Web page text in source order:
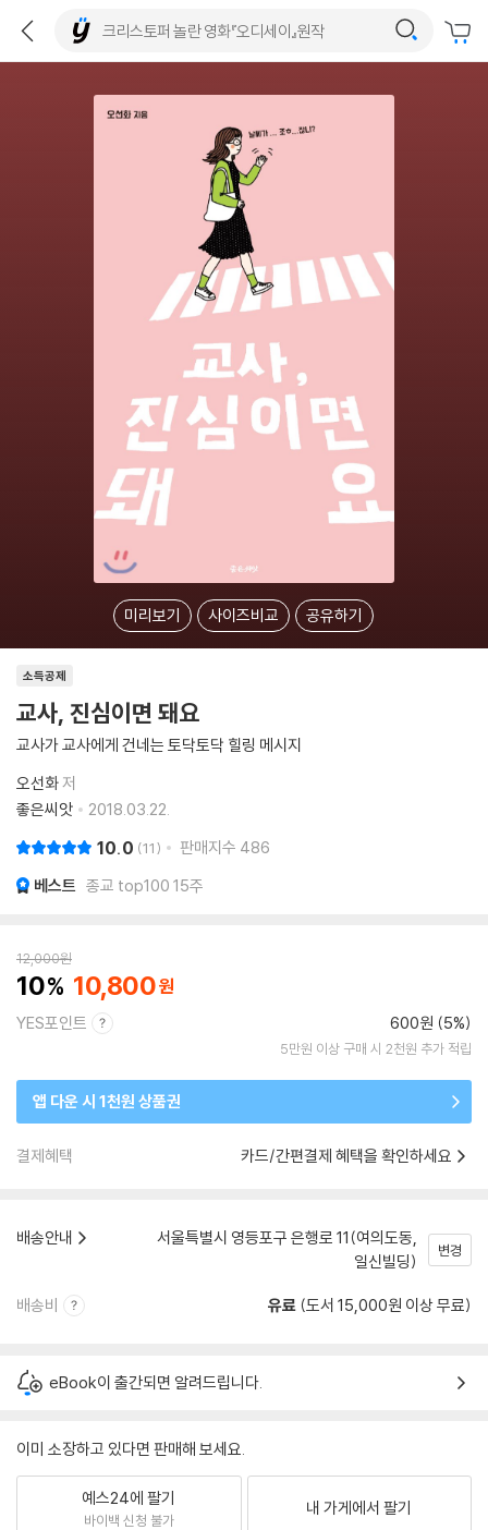
미리보기 사이즈비교 공유하기
소득공제
교사, 진심이면 돼요
교사가 교사에게 건네는 토닥토닥 힐링 메시지
오선화저
좋은씨앗
2018.03.22.
10.0 11 판매지수 486
베스트 종교 top100 15주
12,000원
10 10,800
YES포인트 600원 (5%)
5만원 이상 구매 시 2천원 추가 적립
앱 다운 시 1천원 상품권
결제혜택 카드/간편결제 혜택을 확인하세요
배송안내
서울특별시 영등포구 은행로 11(여의도동,
일신빌딩)
변경
배송비 유료 (도서 15,000원 이상 무료)
eBook이 출간되면 알려드립니다.
이미 소장하고 있다면 판매해 보세요.
예스24에 팔기
바이백 신청 불가
내 가게에서 팔기